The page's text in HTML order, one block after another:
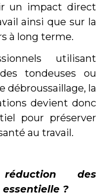
un impact direct
ainsi que sur la
à long terme.
utilisant
tondeuses ou
débroussaillage, la
devient donc
pour préserver
au travail.
des
?